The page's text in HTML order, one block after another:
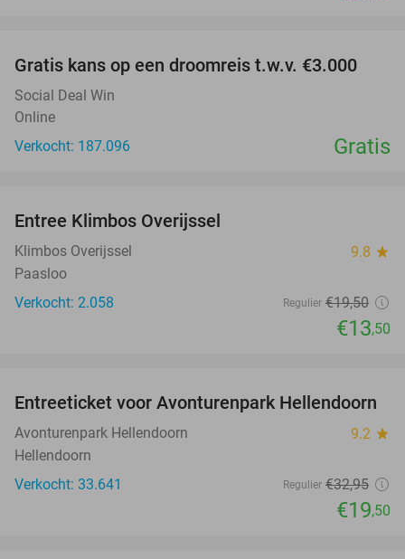
Gratis kans op een droomreis t.w.v. €3.000
Social Deal Win
Online
Verkocht: 187.096
Gratis
Entree Klimbos Overijssel
Klimbos Overijssel 9.8 star
Paasloo
Verkocht: 2.058
Regulier €19,50
€13,50
41%
Entreeticket voor Avonturenpark Hellendoorn
Avonturenpark Hellendoorn 9.2 star
Hellendoorn
Verkocht: 33.641
Regulier €32,95
€19,50